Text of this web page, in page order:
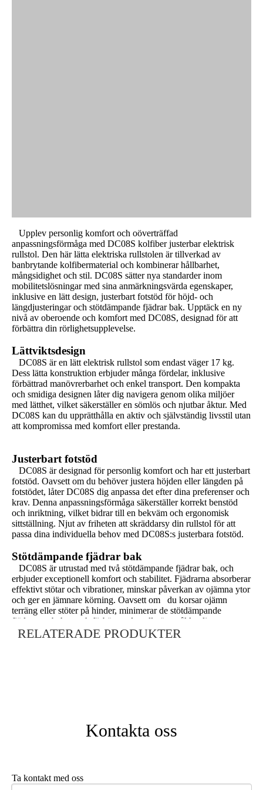
Upplev personlig komfort och oöverträffad
anpassningsförmåga med DC08S kolfiber justerbar elektrisk
rullstol. Den här lätta elektriska rullstolen är tillverkad av
banbrytande kolfibermaterial och kombinerar hållbarhet,
mångsidighet och stil. DC08S sätter nya standarder inom
mobilitetslösningar med sina anmärkningsvärda egenskaper,
inklusive en lätt design, justerbart fotstöd för höjd- och
längdjusteringar och stötdämpande fjädrar bak. Upptäck en ny
nivå av oberoende och komfort med DC08S, designad för att
förbättra din rörlighetsupplevelse.
Lättviktsdesign
DC08S är en lätt elektrisk rullstol som endast väger 17 kg.
Dess lätta konstruktion erbjuder många fördelar, inklusive
förbättrad manövrerbarhet och enkel transport. Den kompakta
och smidiga designen låter dig navigera genom olika miljöer
med lätthet, vilket säkerställer en sömlös och njutbar åktur. Med
DC08S kan du upprätthålla en aktiv och självständig livsstil utan
att kompromissa med komfort eller prestanda.
Justerbart fotstöd
DC08S är designad för personlig komfort och har ett justerbart
fotstöd. Oavsett om du behöver justera höjden eller längden på
fotstödet, låter DC08S dig anpassa det efter dina preferenser och
krav. Denna anpassningsförmåga säkerställer korrekt benstöd
och inriktning, vilket bidrar till en bekväm och ergonomisk
sittställning. Njut av friheten att skräddarsy din rullstol för att
passa dina individuella behov med DC08S:s justerbara fotstöd.
Stötdämpande fjädrar bak
DC08S är utrustad med två stötdämpande fjädrar bak, och
erbjuder exceptionell komfort och stabilitet. Fjädrarna absorberar
effektivt stötar och vibrationer, minskar påverkan av ojämna ytor
och ger en jämnare körning. Oavsett om du korsar ojämn
terräng eller stöter på hinder, minimerar de stötdämpande
fjädrarna obehag och förbättrar den allmänna åkkvaliteten.
Upplev en mer bekväm och kontrollerad resa med DC08S:s
och pålitlig elektrisk rullstol utan att kompromissa med bärbarhet
och manövrerbarhet.
Användarvänlig drift
DC08S prioriterar användarvänlighet med sin användarvänliga
RELATERADE PRODUKTER
Kontakta oss
Ta kontakt med oss